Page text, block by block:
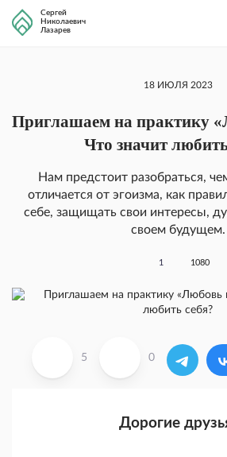
Сергей
Николаевич
Лазарев
18 ИЮЛЯ 2023
Приглашаем на практику
Что значит
Нам предстоит разобраться,
отличается от эгоизма, как
себе, защищать свои интересы,
своем будущем.
1 1080
5 0
Дорогие